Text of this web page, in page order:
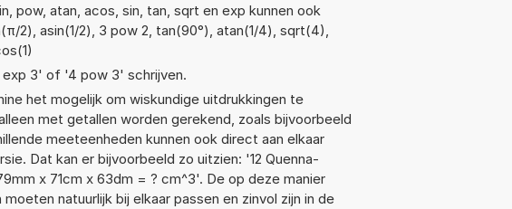
pow, atan, acos, sin, tan, sqrt en exp kunnen ook
2), asin(1/2), 3 pow 2, tan(90°), atan(1/4), sqrt(4),
3' of '4 pow 3' schrijven.
het mogelijk om wiskundige uitdrukkingen te
met getallen worden gerekend, zoals bijvoorbeeld
meeteenheden kunnen ook direct aan elkaar
Dat kan er bijvoorbeeld zo uitzien: '12 Quenna-
x 71cm x 63dm = ? cm^3'. De op deze manier
natuurlijk bij elkaar passen en zinvol zijn in de